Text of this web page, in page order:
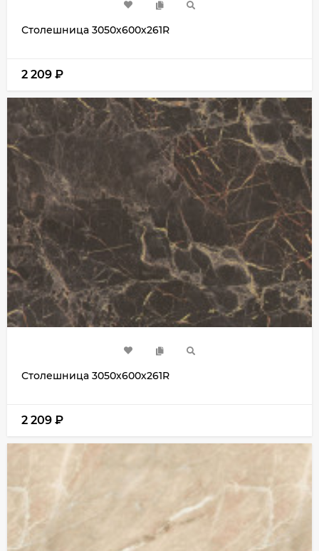
Столешница 3050х600х261R
2 209 ₽
Столешница 3050х600х261R
2 209 ₽